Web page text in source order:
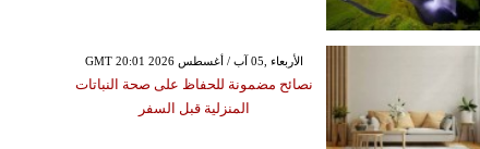
GMT 20:01 2026 الأربعاء ,05 آب / أغسطس
نصائح مضمونة للحفاظ على صحة النباتات
المنزلية قبل السفر